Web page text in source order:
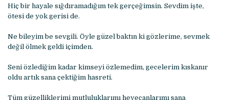
Hiç bir hayale sığdıramadığım tek gerçeğimsin. Sevdim işte,
ötesi de yok gerisi de.
Ne bileyim be sevgili. Öyle güzel baktın ki gözlerime, sevmek
değil ölmek geldi içimden.
Seni özlediğim kadar kimseyi özlemedim, gecelerim kıskanır
oldu artık sana çektiğim hasreti.
Tüm güzelliklerimi mutluluklarımı heyecanlarımı sana